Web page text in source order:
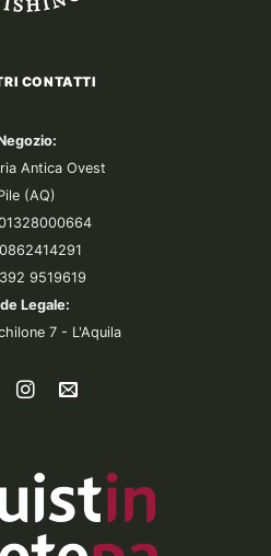
CONTATTI
Antica Ovest
(AQ)
9519619
Legale:
7 - L'Aquila